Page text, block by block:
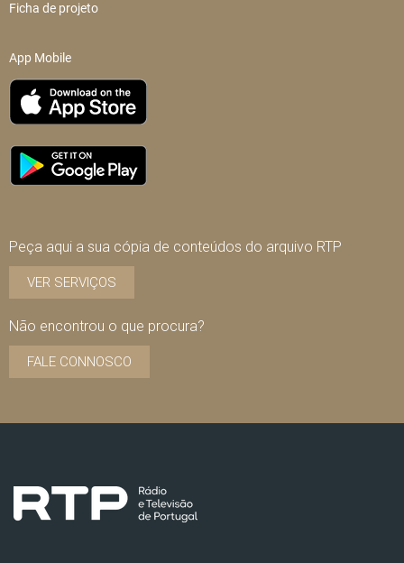
Ficha de projeto
App Mobile
Peça aqui a sua cópia de conteúdos do arquivo RTP
VER SERVIÇOS
Não encontrou o que procura?
FALE CONNOSCO